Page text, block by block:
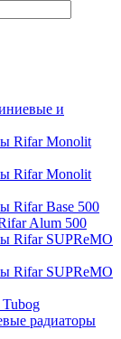
и
Rifar Monolit
Rifar Monolit
Rifar Base 500
Alum 500
Rifar SUPReMO
Rifar SUPReMO